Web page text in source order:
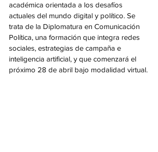
académica orientada a los desafíos
actuales del mundo digital y político. Se
trata de la Diplomatura en Comunicación
Política, una formación que integra redes
sociales, estrategias de campaña e
inteligencia artificial, y que comenzará el
próximo 28 de abril bajo modalidad virtual.